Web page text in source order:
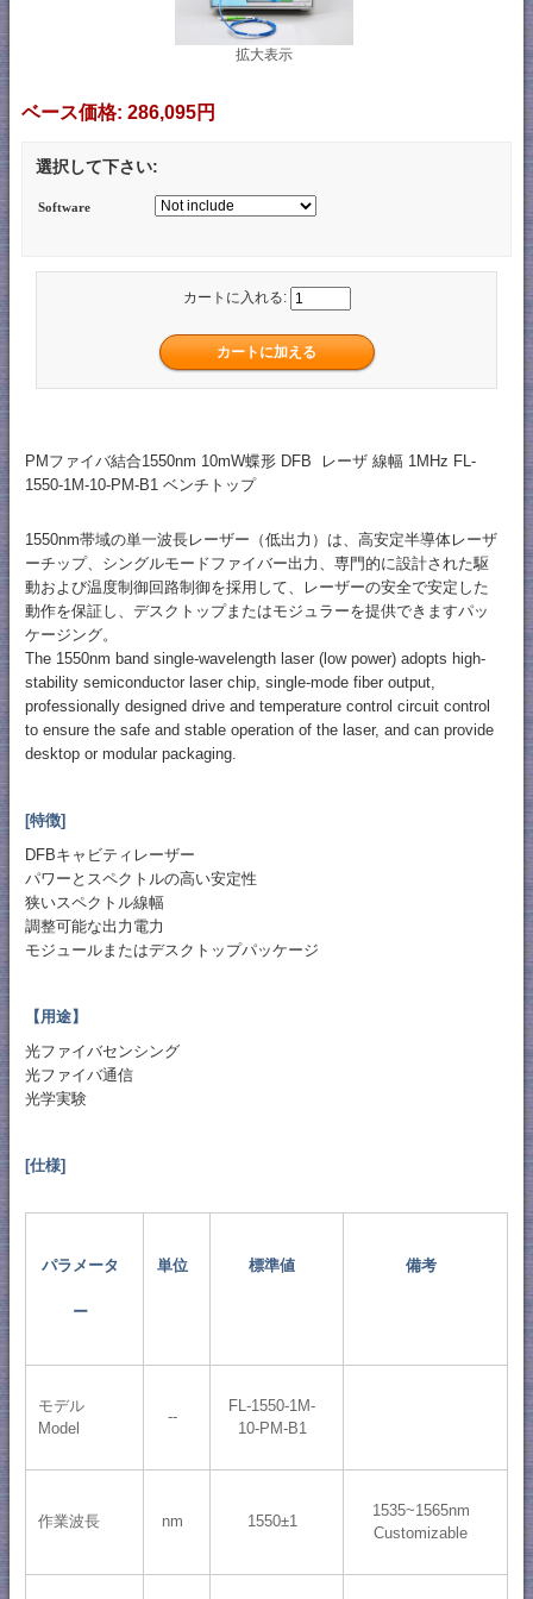
拡大表示
ベース価格: 286,095円
選択して下さい:
Software
カートに入れる:
PMファイバ結合1550nm 10mW蝶形 DFB レーザ 線幅 1MHz FL-
1550-1M-10-PM-B1 ベンチトップ
1550nm帯域の単一波長レーザー（低出力）は、高安定半導体レーザ
ーチップ、シングルモードファイバー出力、専門的に設計された駆
動および温度制御回路制御を採用して、レーザーの安全で安定した
動作を保証し、デスクトップまたはモジュラーを提供できますパッ
ケージング。
The 1550nm band single-wavelength laser (low power) adopts high-
stability semiconductor laser chip, single-mode fiber output,
professionally designed drive and temperature control circuit control
to ensure the safe and stable operation of the laser, and can provide
desktop or modular packaging.
[特徴]
DFBキャビティレーザー
パワーとスペクトルの高い安定性
狭いスペクトル線幅
調整可能な出力電力
モジュールまたはデスクトップパッケージ
【用途】
光ファイバセンシング
光ファイバ通信
光学実験
[仕様]
パラメータ
ー
単位 標準値 備考
モデル
Model
--
FL-1550-1M-
10-PM-B1
作業波長 nm 1550±1
1535~1565nm
Customizable